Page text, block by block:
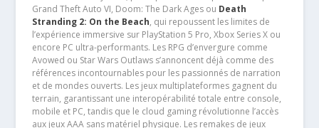
Grand Theft Auto VI, Doom: The Dark Ages ou Death
Stranding 2: On the Beach, qui repoussent les limites de
l’expérience immersive sur PlayStation 5 Pro, Xbox Series X ou
encore PC ultra-performants. Les RPG d’envergure comme
Avowed ou Star Wars Outlaws s’annoncent déjà comme des
références incontournables pour les passionnés de narration
et de mondes ouverts. Les jeux multiplateformes gagnent du
terrain, garantissant une interopérabilité totale entre console,
mobile et PC, tandis que le cloud gaming révolutionne l’accès
aux jeux AAA sans matériel physique. Les remakes de jeux